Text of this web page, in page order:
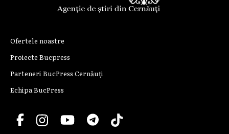
Ofertele noastre
Proiecte Bucpress
Parteneri BucPress Cernăuți
Echipa BucPress